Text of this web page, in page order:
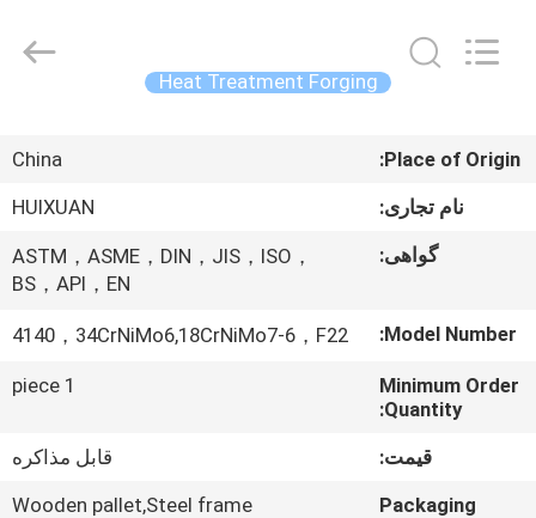
اصلی
محصولات
فیلم
ENERGY
Heat Treatment Forging
Place of Origin:
China
نام تجاری:
HUIXUAN
گواهی:
ASTM，ASME，DIN，JIS，ISO，
BS，API，EN
Model Number:
4140，34CrNiMo6,18CrNiMo7-6，F22
Minimum Order
Quantity:
1 piece
قیمت:
قابل مذاکره
Packaging
Wooden pallet,Steel frame